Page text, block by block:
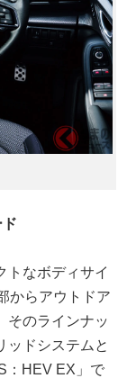
トなボディサイ
からアウトドア
そのラインナッ
ッドシステムと
：HEV EX」で